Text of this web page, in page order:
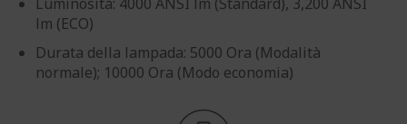
lm (ECO)
Durata della lampada: 5000 Ora (Modalità
normale); 10000 Ora (Modo economia)